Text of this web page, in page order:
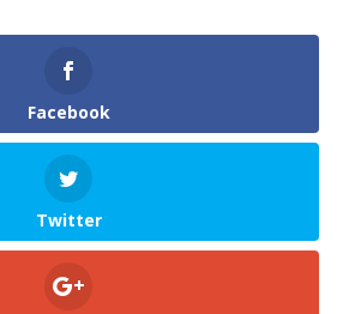
Facebook
Twitter